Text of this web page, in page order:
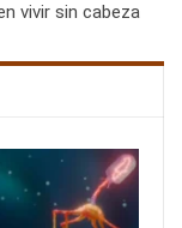
vivir sin cabeza